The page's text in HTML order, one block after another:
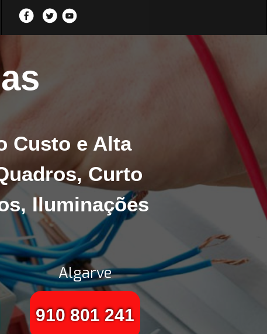
Custo e Alta
Curto
Iluminações
Algarve
910 801 241